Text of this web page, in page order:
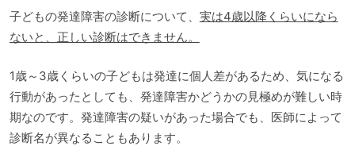
子どもの発達障害の診断について、 実は4歳以降くらいになら
ないと、正しい診断はできません。
1歳～3歳くらいの子どもは発達に個人差があるため、気になる
行動があったとしても、発達障害かどうかの見極めが難しい時
期なのです。発達障害の疑いがあった場合でも、医師によって
診断名が異なることもあります。